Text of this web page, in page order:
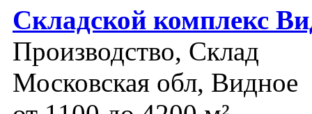
Складской комплекс
Производство, Склад
Московская обл, Видное